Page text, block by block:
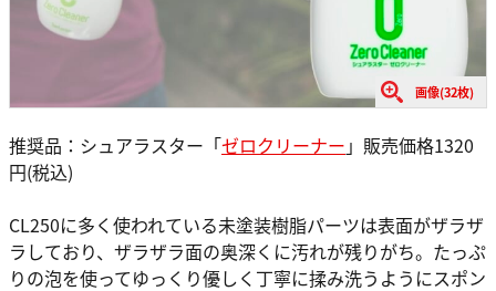
画像(32枚)
推奨品：シュアラスター「ゼロクリーナー 」販売価格1320
円(税込)
CL250に多く使われている未塗装樹脂パーツは表面がザラザ
ラしており、ザラザラ面の奥深くに汚れが残りがち。たっぷ
りの泡を使ってゆっくり優しく丁寧に揉み洗うようにスポン